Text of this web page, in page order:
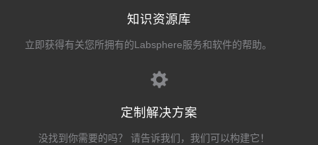
知识资源库
立即获得有关您所拥有的Labsphere服务和软件的帮助。
定制解决方案
没找到你需要的吗？ 请告诉我们，我们可以构建它！